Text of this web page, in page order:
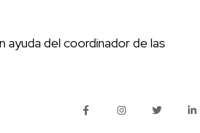
del coordinador de las